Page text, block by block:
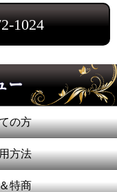
1024
ー
の方
方法
特商